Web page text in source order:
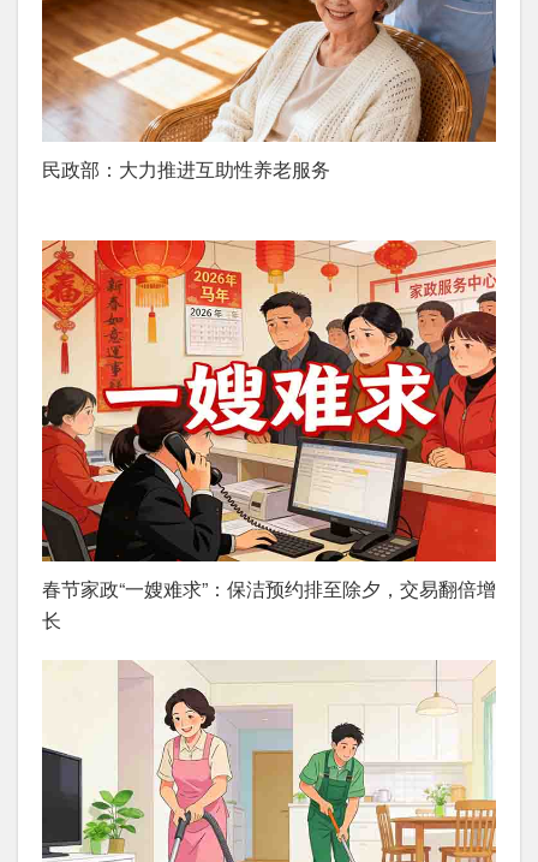
民政部：大力推进互助性养老服务
春节家政“一嫂难求”：保洁预约排至除夕，交易翻倍增
长